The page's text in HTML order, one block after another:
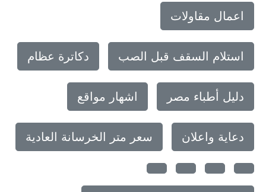
اعمال مقاولات
استلام السقف قبل الصب دكاترة عظام
دليل أطباء مصر اشهار مواقع
دعاية واعلان سعر متر الخرسانة العادية